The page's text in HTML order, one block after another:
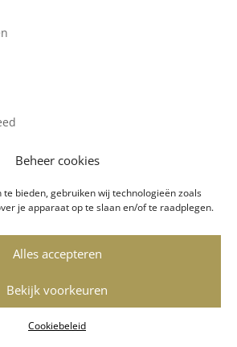
Beheer cookies
bieden, gebruiken wij technologieën zoals
je apparaat op te slaan en/of te raadplegen.
Alles accepteren
Bekijk voorkeuren
Cookiebeleid
LinGerie Dronten • Deze website
van cookies •
by VWA digital agency